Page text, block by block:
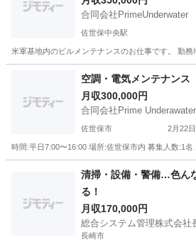
合同会社PrimeUnderwater
佐世保中央駅
米軍基地内のビルメンテナンスのお仕事です。 勤
佐世保中央駅 メンテナ
ビルメンテナンス
空調・電気メンテナンス
月収300,000円
合同会社Prime Underawater
佐世保市 2月22日
時間:平日7:00〜16:00 場所:佐世保市内 募集人数:1
ビル管理
清掃・設備・警備…色ん
る！
月収170,000円
総合システム管理株式会社
長崎市